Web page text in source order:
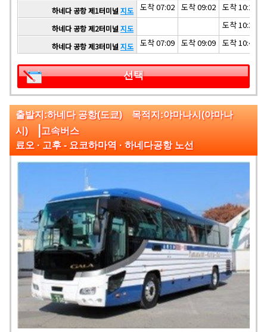
하네다 공항 제1터미널 지도 도착 07:02 도착 09:02 도착 10:27
하네다 공항 제2터미널 지도 도착 10:32
하네다 공항 제3터미널 지도 도착 07:09 도착 09:09 도착 10:42
선택
출발지:하네다 공항(도쿄) 목적지:야마나시(야마나
시) |고속버스
료오 · 고후 - 요코하마역 · 하네다공항 노선